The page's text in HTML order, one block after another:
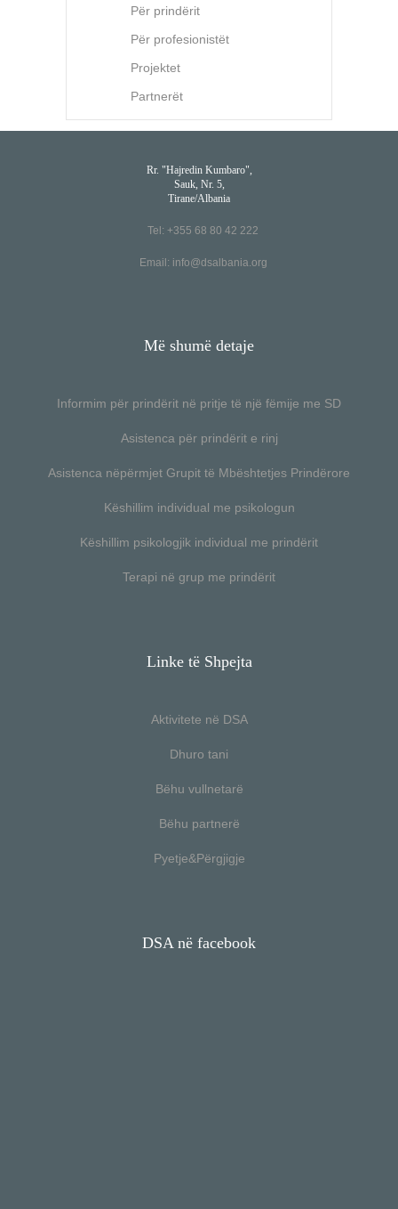
Për prindërit
Për profesionistët
Projektet
Partnerët
Rr. "Hajredin Kumbaro",
Sauk, Nr. 5,
Tirane/Albania
Tel: +355 68 80 42 222
Email: info@dsalbania.org
Më shumë detaje
Informim për prindërit në pritje të një fëmije me SD
Asistenca për prindërit e rinj
Asistenca nëpërmjet Grupit të Mbështetjes Prindërore
Këshillim individual me psikologun
Këshillim psikologjik individual me prindërit
Terapi në grup me prindërit
Linke të Shpejta
Aktivitete në DSA
Dhuro tani
Bëhu vullnetarë
Bëhu partnerë
Pyetje&Përgjigje
DSA në facebook